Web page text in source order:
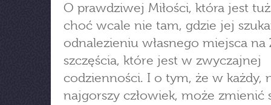
O prawdziwej Miłości, która jest
choć wcale nie tam, gdzie jej
odnalezieniu własnego miejsca na
szczęścia, które jest w zwyczajnej
codzienności. I o tym, że w każdy,
najgorszy człowiek, może zmienić